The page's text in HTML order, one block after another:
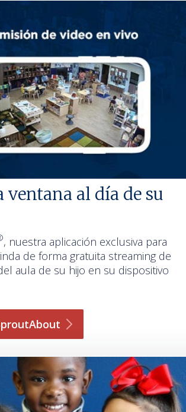
ventana al día de su
, nuestra aplicación exclusiva para
de forma gratuita streaming de
aula de su hijo en su dispositivo